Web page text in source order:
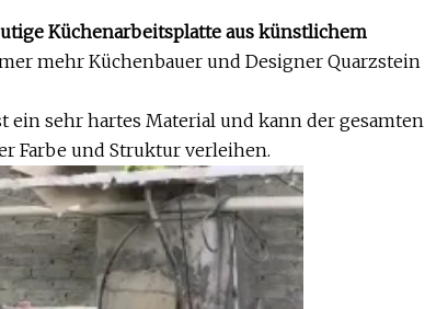
Küchenarbeitsplatte aus künstlichem
mehr Küchenbauer und Designer Quarzstein
ein sehr hartes Material und kann der gesamten
Farbe und Struktur verleihen.